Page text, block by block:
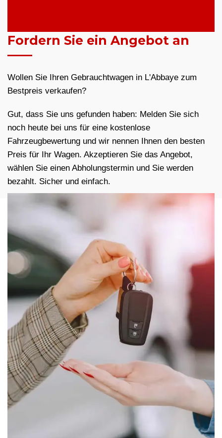
Fordern Sie ein Angebot an
Wollen Sie Ihren Gebrauchtwagen in L'Abbaye zum
Bestpreis verkaufen?
Gut, dass Sie uns gefunden haben: Melden Sie sich
noch heute bei uns für eine kostenlose
Fahrzeugbewertung und wir nennen Ihnen den besten
Preis für Ihr Wagen. Akzeptieren Sie das Angebot,
wählen Sie einen Abholungstermin und Sie werden
bezahlt. Sicher und einfach.